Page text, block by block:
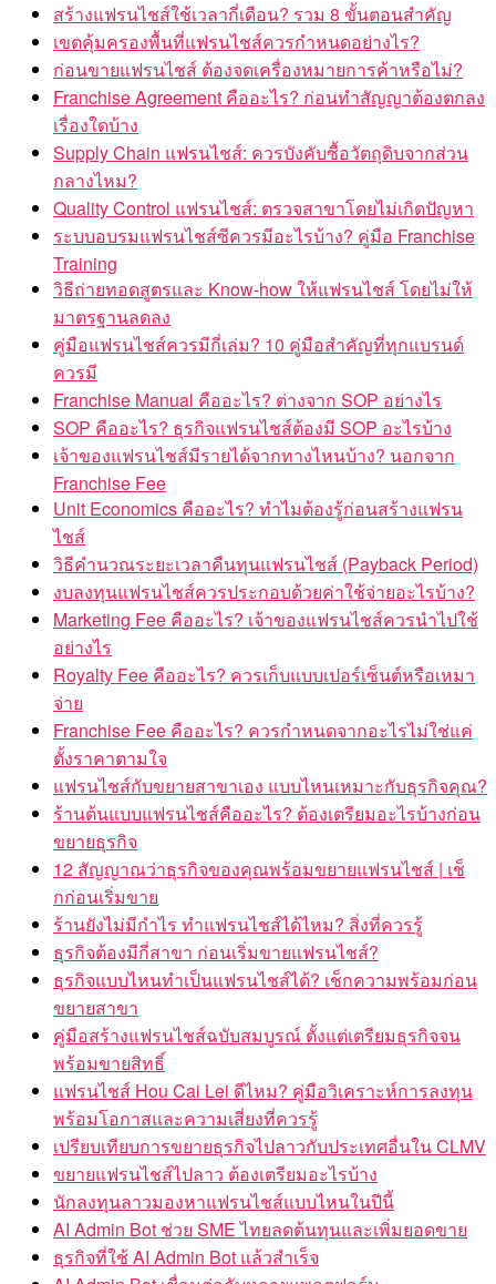
สร้างแฟรนไชส์ใช้เวลากี่เดือน? รวม 8 ขั้นตอนสำคัญ
เขตคุ้มครองพื้นที่แฟรนไชส์ควรกำหนดอย่างไร?
ก่อนขายแฟรนไชส์ ต้องจดเครื่องหมายการค้าหรือไม่?
Franchise Agreement คืออะไร? ก่อนทำสัญญาต้องตกลง
เรื่องใดบ้าง
Supply Chain แฟรนไชส์: ควรบังคับซื้อวัตถุดิบจากส่วน
กลางไหม?
Quality Control แฟรนไชส์: ตรวจสาขาโดยไม่เกิดปัญหา
ระบบอบรมแฟรนไชส์ซีควรมีอะไรบ้าง? คู่มือ Franchise
Training
วิธีถ่ายทอดสูตรและ Know-how ให้แฟรนไชส์ โดยไม่ให้
มาตรฐานลดลง
คู่มือแฟรนไชส์ควรมีกี่เล่ม? 10 คู่มือสำคัญที่ทุกแบรนด์
ควรมี
Franchise Manual คืออะไร? ต่างจาก SOP อย่างไร
SOP คืออะไร? ธุรกิจแฟรนไชส์ต้องมี SOP อะไรบ้าง
เจ้าของแฟรนไชส์มีรายได้จากทางไหนบ้าง? นอกจาก
Franchise Fee
Unit Economics คืออะไร? ทำไมต้องรู้ก่อนสร้างแฟรน
ไชส์
วิธีคำนวณระยะเวลาคืนทุนแฟรนไชส์ (Payback Period)
งบลงทุนแฟรนไชส์ควรประกอบด้วยค่าใช้จ่ายอะไรบ้าง?
Marketing Fee คืออะไร? เจ้าของแฟรนไชส์ควรนำไปใช้
อย่างไร
Royalty Fee คืออะไร? ควรเก็บแบบเปอร์เซ็นต์หรือเหมา
จ่าย
Franchise Fee คืออะไร? ควรกำหนดจากอะไรไม่ใช่แค่
ตั้งราคาตามใจ
แฟรนไชส์กับขยายสาขาเอง แบบไหนเหมาะกับธุรกิจคุณ?
ร้านต้นแบบแฟรนไชส์คืออะไร? ต้องเตรียมอะไรบ้างก่อน
ขยายธุรกิจ
12 สัญญาณว่าธุรกิจของคุณพร้อมขยายแฟรนไชส์ | เช็
กก่อนเริ่มขาย
ร้านยังไม่มีกำไร ทำแฟรนไชส์ได้ไหม? สิ่งที่ควรรู้
ธุรกิจต้องมีกี่สาขา ก่อนเริ่มขายแฟรนไชส์?
ธุรกิจแบบไหนทำเป็นแฟรนไชส์ได้? เช็กความพร้อมก่อน
ขยายสาขา
คู่มือสร้างแฟรนไชส์ฉบับสมบูรณ์ ตั้งแต่เตรียมธุรกิจจน
พร้อมขายสิทธิ์
แฟรนไชส์ Hou Cai Lei ดีไหม? คู่มือวิเคราะห์การลงทุน
พร้อมโอกาสและความเสี่ยงที่ควรรู้
เปรียบเทียบการขยายธุรกิจไปลาวกับประเทศอื่นใน CLMV
ขยายแฟรนไชส์ไปลาว ต้องเตรียมอะไรบ้าง
นักลงทุนลาวมองหาแฟรนไชส์แบบไหนในปีนี้
AI Admin Bot ช่วย SME ไทยลดต้นทุนและเพิ่มยอดขาย
ธุรกิจที่ใช้ AI Admin Bot แล้วสำเร็จ